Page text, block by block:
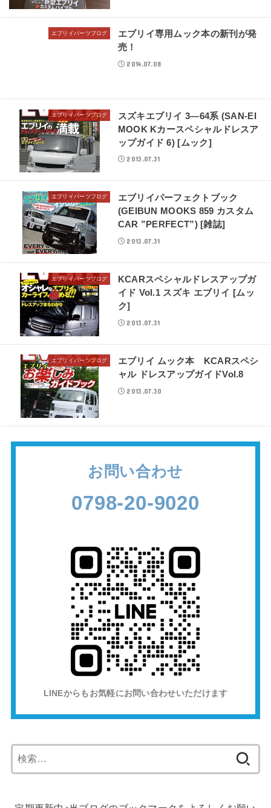
エブリイパーツブログ
エブリイ専用ムック本の新刊が発
売！
2014.07.08
エブリイパーツブログ
スズキエブリイ 3―64系 (SAN-EI
MOOK Kカースペシャルドレスア
ップガイド 6) [ムック]
2013.07.31
エブリイパーツブログ
エブリイパーフェクトブック
(GEIBUN MOOKS 859 カスタム
CAR ”PERFECT”) [雑誌]
2013.07.31
エブリイパーツブログ
KCARスペシャルドレスアップガ
イド Vol.1 スズキ エブリイ [ムッ
ク]
2013.07.31
エブリイパーツブログ
エブリイ ムック本 KCARスペシ
ャル ドレスアップガイドVol.8
2013.07.30
お問い合わせ
0798-20-9020
LINEからもお気軽にお問い合わせいただけます
索: